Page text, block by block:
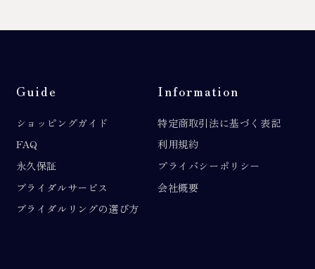
Guide
ショッピングガイド
FAQ
永久保証
ブライダルサービス
ブライダルリングの選び方
Information
特定商取引法に基づく表記
利用規約
プライバシーポリシー
会社概要